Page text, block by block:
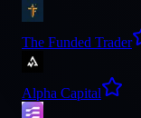
The Funded Trader
Alpha Capital